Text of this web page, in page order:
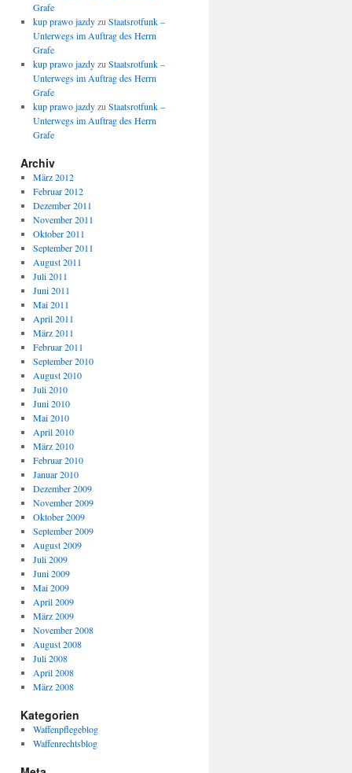
Grafe
kup prawo jazdyzu Staatsrotfunk –
Unterwegs im Auftrag des Herrn
Grafe
kup prawo jazdyzu Staatsrotfunk –
Unterwegs im Auftrag des Herrn
Grafe
kup prawo jazdyzu Staatsrotfunk –
Unterwegs im Auftrag des Herrn
Grafe
Archiv
März 2012
Februar 2012
Dezember 2011
November 2011
Oktober 2011
September 2011
August 2011
Juli 2011
Juni 2011
Mai 2011
April 2011
März 2011
Februar 2011
September 2010
August 2010
Juli 2010
Juni 2010
Mai 2010
April 2010
März 2010
Februar 2010
Januar 2010
Dezember 2009
November 2009
Oktober 2009
September 2009
August 2009
Juli 2009
Juni 2009
Mai 2009
April 2009
März 2009
November 2008
August 2008
Juli 2008
April 2008
März 2008
Kategorien
Waffenpflegeblog
Waffenrechtsblog